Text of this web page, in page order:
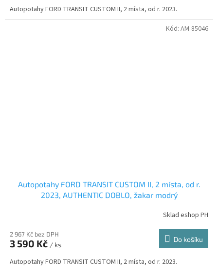
Autopotahy FORD TRANSIT CUSTOM II, 2 místa, od r. 2023.
Autopotahy FORD TRANSIT CUSTOM II, 2 místa, od r.
2023, AUTHENTIC DOBLO, žakar modrý
Sklad eshop PH
2 967 Kč bez DPH
3 590 Kč / ks
Do košíku
Autopotahy FORD TRANSIT CUSTOM II, 2 místa, od r. 2023.
Kód: AM-85046